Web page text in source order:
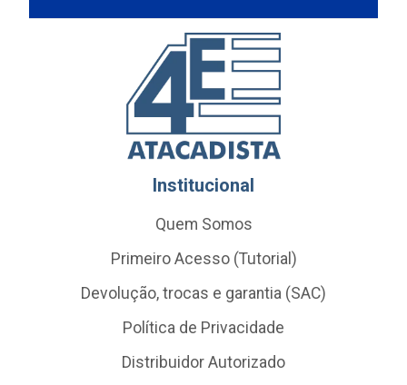
Institucional
Quem Somos
Primeiro Acesso (Tutorial)
Devolução, trocas e garantia (SAC)
Política de Privacidade
Distribuidor Autorizado